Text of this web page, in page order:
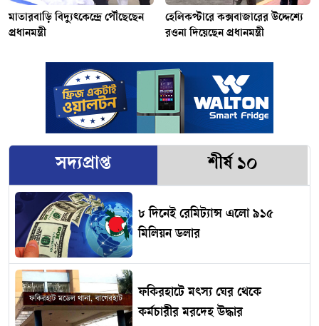
মাতারবাড়ি বিদ্যুৎকেন্দ্রে পৌঁছেছেন
প্রধানমন্ত্রী
হেলিকপ্টারে কক্সবাজারের উদ্দেশ্যে
রওনা দিয়েছেন প্রধানমন্ত্রী
সদ্যপ্রাপ্ত শীর্ষ ১০
৮ দিনেই রেমিট্যান্স এলো ৯১৫
মিলিয়ন ডলার
ফকিরহাটে মৎস্য ঘের থেকে
কর্মচারীর মরদেহ উদ্ধার